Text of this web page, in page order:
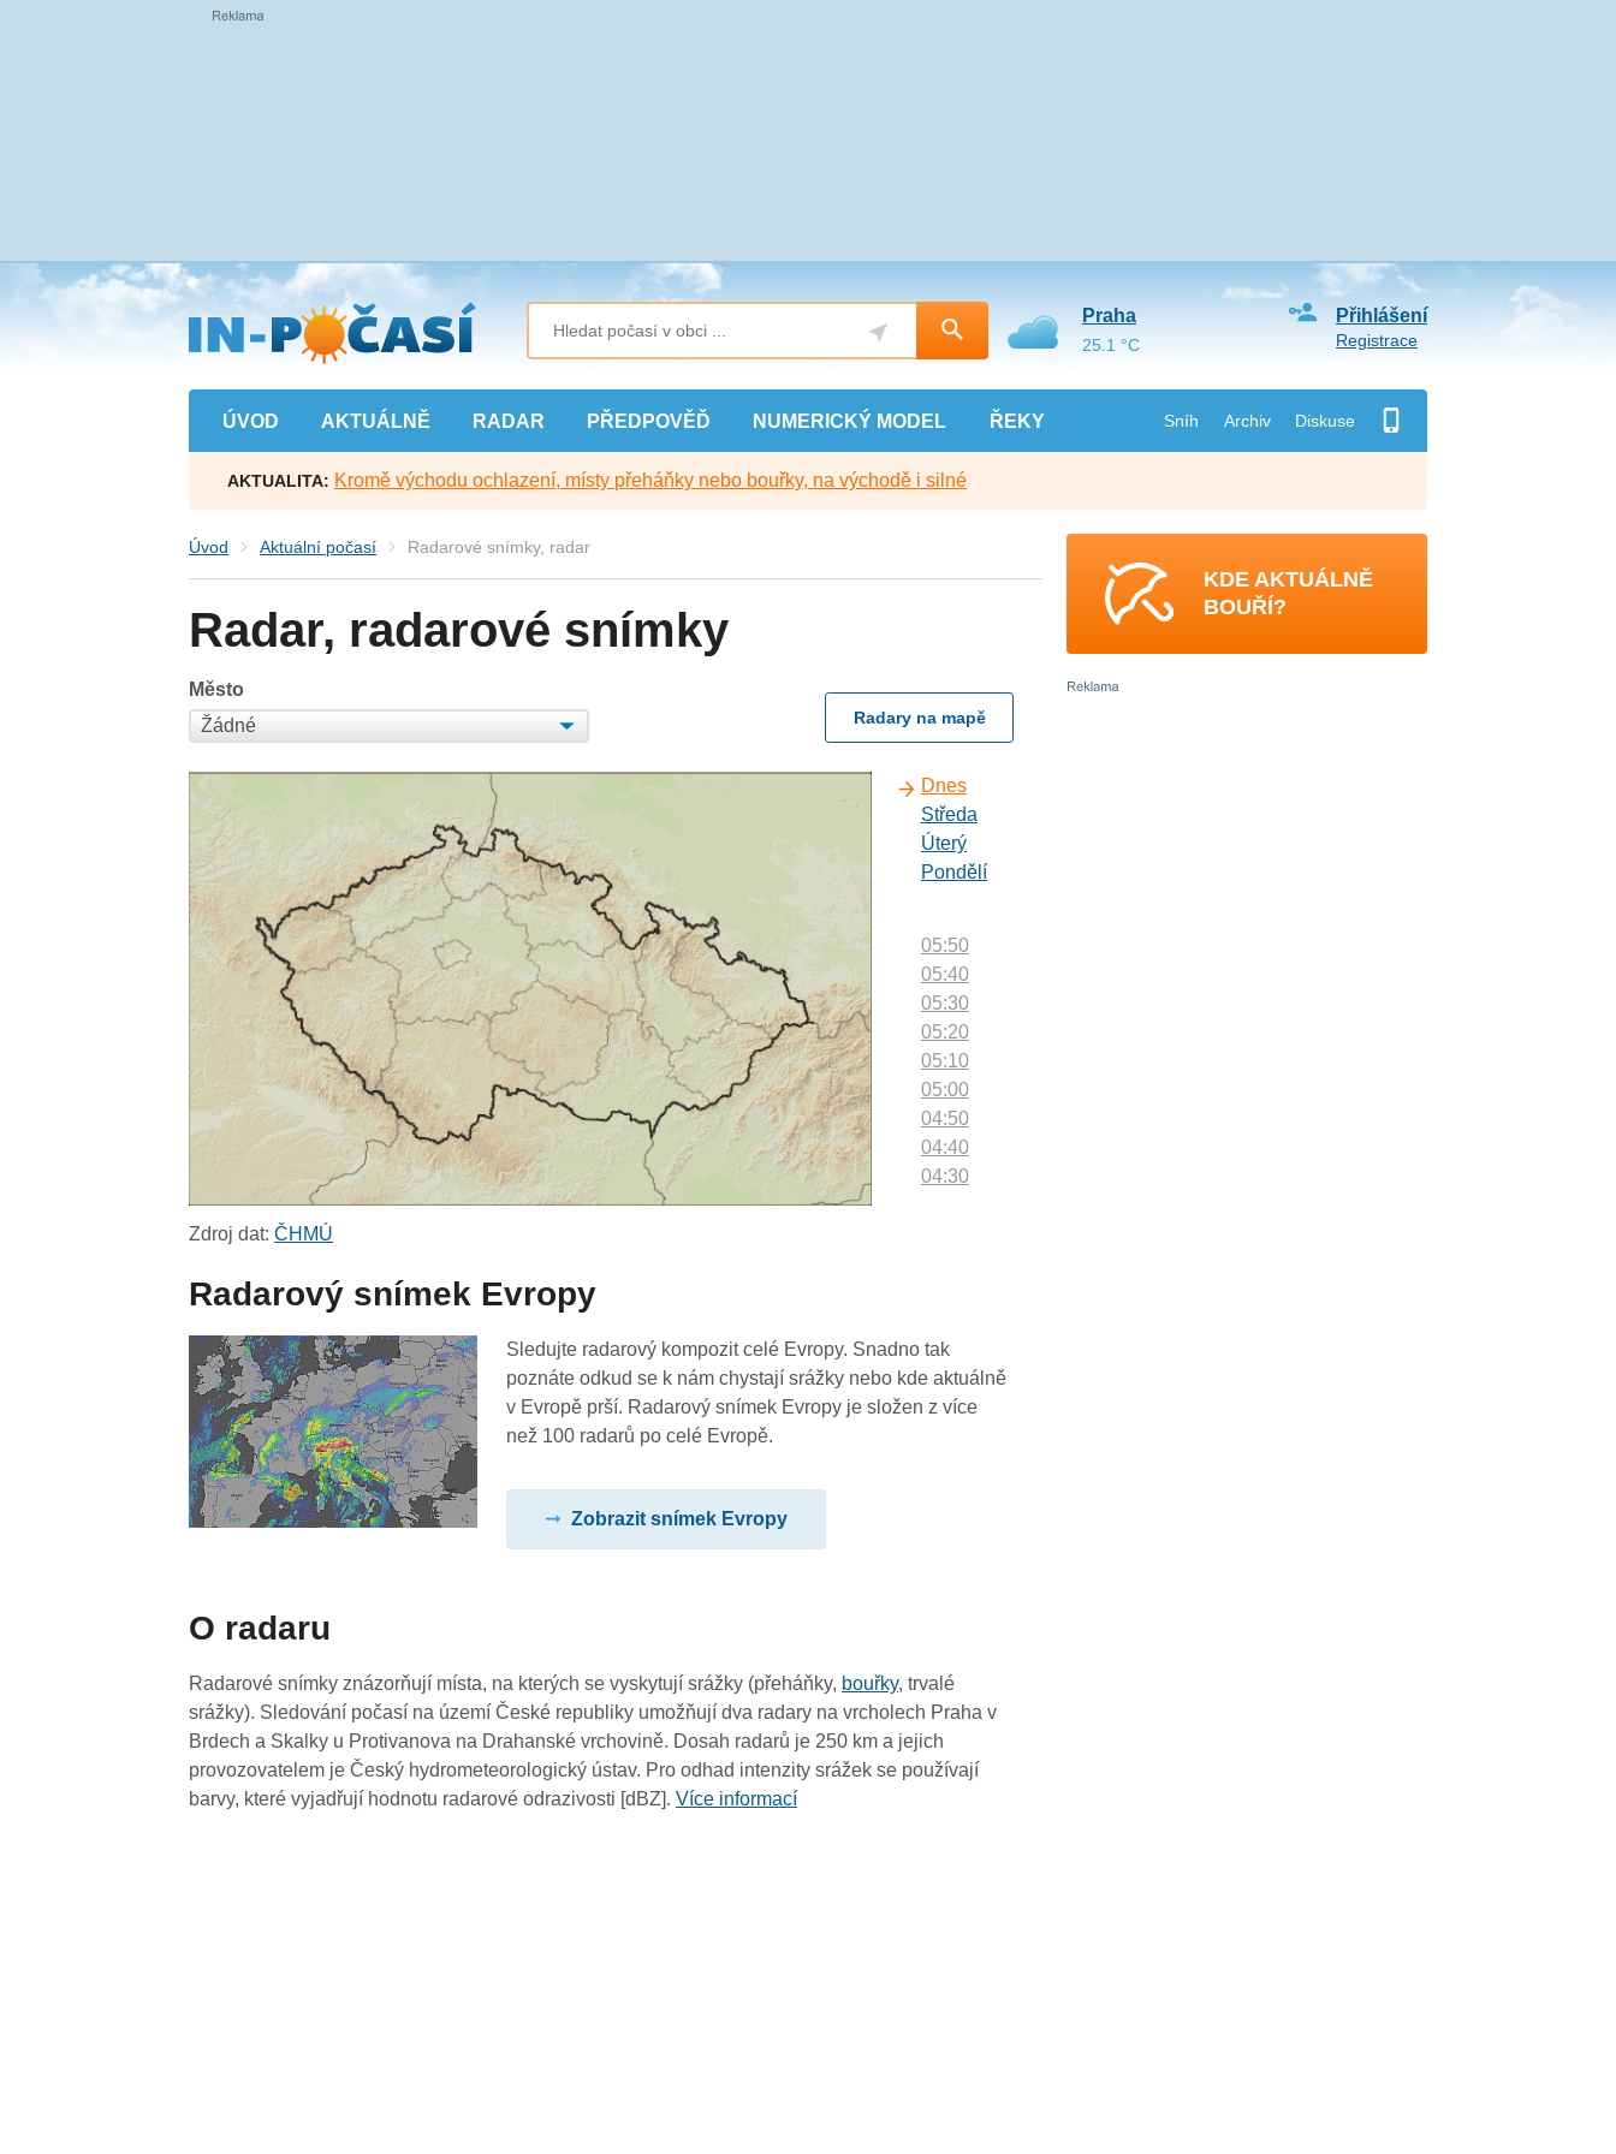
Přejít
na
hlavní
obsah
ÚVOD AKTUÁLNĚ RADAR PŘEDPOVĚĎ NUMERICKÝ MODEL ŘEKY Sníh Archiv Diskuse
Přihlášení
Registrace
Praha
25.1 °C
AKTUALITA: Kromě východu ochlazení, místy přeháňky nebo bouřky, na východě i silné
Úvod Aktuální počasí Radarové snímky, radar
Radar, radarové snímky
Město
Radary na mapě
Dnes
Středa
Úterý
Pondělí
05:50
05:40
05:30
05:20
05:10
05:00
04:50
04:40
04:30
03:30
03:20
03:10
01:30
01:20
01:10
01:00
Zdroj dat:ČHMÚ
Radarový snímek Evropy
Sledujte radarový kompozit celé Evropy. Snadno tak
poznáte odkud se k nám chystají srážky nebo kde aktuálně
v Evropě prší. Radarový snímek Evropy je složen z více
než 100 radarů po celé Evropě.
Zobrazit snímek Evropy
O radaru
Radarové snímky znázorňují místa, na kterých se vyskytují srážky (přeháňky, bouřky, trvalé
srážky). Sledování počasí na území České republiky umožňují dva radary na vrcholech Praha v
Brdech a Skalky u Protivanova na Drahanské vrchovině. Dosah radarů je 250 km a jejich
provozovatelem je Český hydrometeorologický ústav. Pro odhad intenzity srážek se používají
barvy, které vyjadřují hodnotu radarové odrazivosti [dBZ].Více informací
KDE AKTUÁLNĚ
BOUŘÍ?